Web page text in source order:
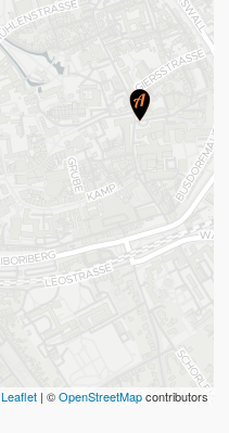
Leaflet | ©OpenStreetMapcontributors